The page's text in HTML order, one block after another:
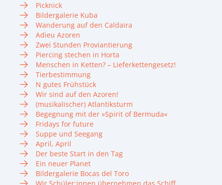
Picknick
Bildergalerie Kuba
Wanderung auf den Caldaira
Adieu Azoren
Zwei Stunden Proviantierung
Piercing stechen in Horta
Menschen in Ketten? – Lieferkettengesetz!
Tierbestimmung
N gutes Frühstück
Wir sind auf den Azoren!
(musikalischer) Atlantiksturm
Begegnung mit der »Spirit of Bermuda«
Fridays for future
Suppe und Seegang
April, April
Der beste Start in den Tag
Ein neuer Planet
Bildergalerie Bocas del Toro